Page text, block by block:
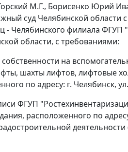
М.Г., Борисенко Юрий
суд Челябинской области
- Челябинского филиала
области, с требованиями:
на
шахты лифтов, лифтовые
по адресу: г. Челябинск,
ФГУП
расположенного по